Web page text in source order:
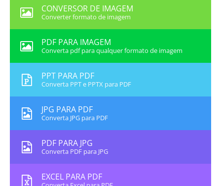
CONVERSOR DE IMAGEM
Converter formato de imagem
PDF PARA IMAGEM
Converta pdf para qualquer formato de imagem
PPT PARA PDF
Converta PPT e PPTX para PDF
JPG PARA PDF
Converta JPG para PDF
PDF PARA JPG
Converta PDF para JPG
EXCEL PARA PDF